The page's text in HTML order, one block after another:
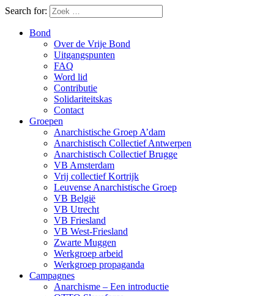
Search for:
Bond
Over de Vrije Bond
Uitgangspunten
FAQ
Word lid
Contributie
Solidariteitskas
Contact
Groepen
Anarchistische Groep A’dam
Anarchistisch Collectief Antwerpen
Anarchistisch Collectief Brugge
VB Amsterdam
Vrij collectief Kortrijk
Leuvense Anarchistische Groep
VB België
VB Utrecht
VB Friesland
VB West-Friesland
Zwarte Muggen
Werkgroep arbeid
Werkgroep propaganda
Campagnes
Anarchisme – Een introductie